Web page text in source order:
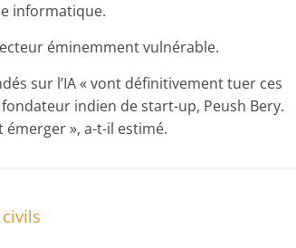
informatique.
éminemment vulnérable.
sur l’IA « vont définitivement tuer ces
fondateur indien de start-up, Peush Bery.
», a-t-il estimé.